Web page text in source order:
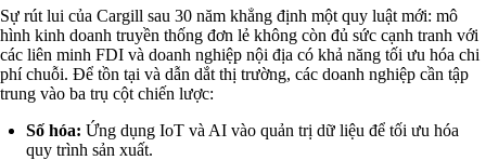
Sự rút lui của Cargill sau 30 năm khẳng định một quy luật mới: mô
hình kinh doanh truyền thống đơn lẻ không còn đủ sức cạnh tranh với
các liên minh FDI và doanh nghiệp nội địa có khả năng tối ưu hóa chi
phí chuỗi. Để tồn tại và dẫn dắt thị trường, các doanh nghiệp cần tập
trung vào ba trụ cột chiến lược:
Số hóa: Ứng dụng IoT và AI vào quản trị dữ liệu để tối ưu hóa
quy trình sản xuất.